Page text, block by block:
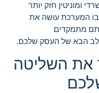
ומוניטין חזק יותר
המערכת עושה את
מתמקדים
הבא של העסק שלכם.
את השליטה